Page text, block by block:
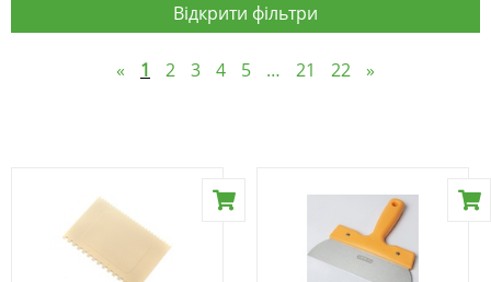
Відкрити фільтри
« 1 2 3 4 5 … 21 22 »